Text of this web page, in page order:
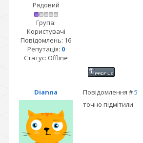
Рядовий
Група:
Користувачі
Повідомлень: 16
Репутація: 0
Статус: Offline
Dianna Повідомлення #5
точно підмітили